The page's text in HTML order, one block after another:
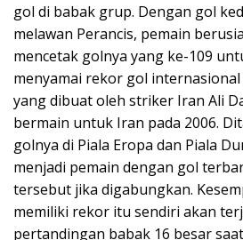
gol di babak grup. Dengan gol
melawan Perancis, pemain
mencetak golnya yang ke-109
menyamai rekor gol
yang dibuat oleh striker Iran Ali
bermain untuk Iran pada 2006.
golnya di Piala Eropa dan Piala
menjadi pemain dengan gol
tersebut jika digabungkan.
memiliki rekor itu sendiri akan
pertandingan babak 16 besar